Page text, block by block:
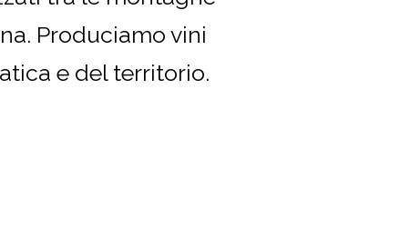
Produciamo vini
e del territorio.